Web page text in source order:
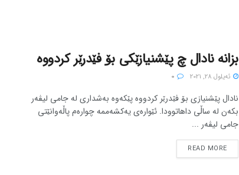
بزانە نادال چ پێشنیازێکى بۆ فێدرێر کردووە
ئه‌یلول 28, 2021
نادال پێشنیازى بۆ فێدرێر کردووە پێکەوە بەشدارى لە جامى لیڤەر
بکەن لە ساڵى داهاتوودا. ئێوارەى یەکشەممە چوارەم پاڵەوانێتى
جامى لیڤەر ...
READ MORE